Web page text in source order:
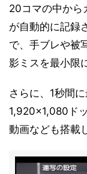
20コマの中から
が自動的に記録
で、手ブレや被
影ミスを最小限
さらに、1秒間
1,920×1,080ド
動画なども搭載